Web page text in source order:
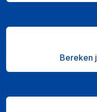
Bereken